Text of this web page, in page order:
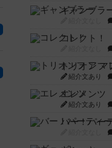
ギャンブラ
コレクト！
トリオンフ
紹介文あり
エレメンツ
紹介文あり
バー！パー